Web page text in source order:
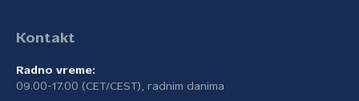
Kontakt
Radno vreme:
09.00-17.00 (CET/CEST), radnim danima